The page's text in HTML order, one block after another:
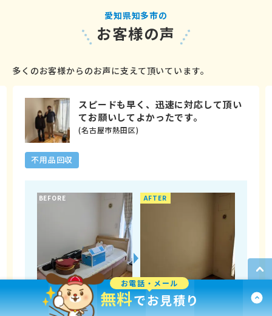
愛知県知多市の
お客様の声
多くのお客様からのお声に支えて頂いています。
スピードも早く、迅速に対応して頂い
てお願いしてよかったです。
(名古屋市熱田区)
不用品回収
BEFORE AFTER
お電話・メール
無料でお見積り